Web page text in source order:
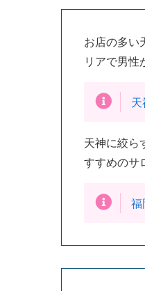
お店の多い
リアで男性
天神に絞ら
すすめのサ
福